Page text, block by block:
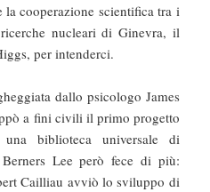
cooperazione scientifica tra i
nucleari di Ginevra, il
per intenderci.
dallo psicologo James
a fini civili il primo progetto
biblioteca universale di
Lee però fece di più:
Cailliau avviò lo sviluppo di